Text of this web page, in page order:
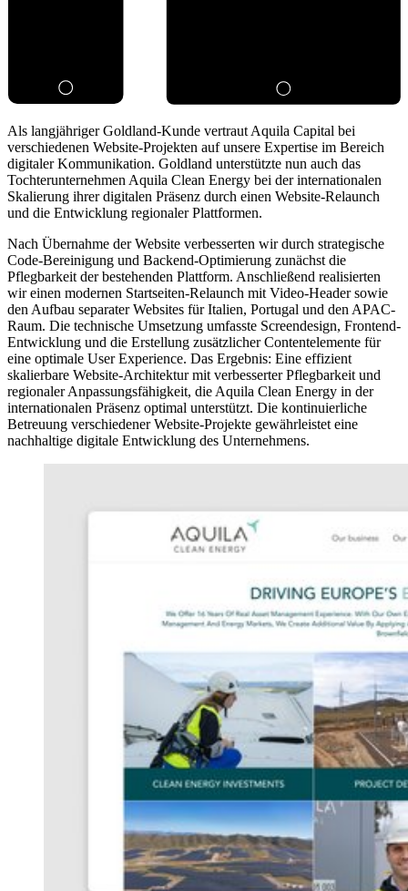
Als langjähriger Goldland-Kunde vertraut Aquila Capital bei
verschiedenen Website-Projekten auf unsere Expertise im Bereich
digitaler Kommunikation. Goldland unterstützte nun auch das
Tochterunternehmen Aquila Clean Energy bei der internationalen
Skalierung ihrer digitalen Präsenz durch einen Website-Relaunch
und die Entwicklung regionaler Plattformen.
Nach Übernahme der Website verbesserten wir durch strategische
Code-Bereinigung und Backend-Optimierung zunächst die
Pflegbarkeit der bestehenden Plattform. Anschließend realisierten
wir einen modernen Startseiten-Relaunch mit Video-Header sowie
den Aufbau separater Websites für Italien, Portugal und den APAC-
Raum. Die technische Umsetzung umfasste Screendesign, Frontend-
Entwicklung und die Erstellung zusätzlicher Contentelemente für
eine optimale User Experience. Das Ergebnis: Eine effizient
skalierbare Website-Architektur mit verbesserter Pflegbarkeit und
regionaler Anpassungsfähigkeit, die Aquila Clean Energy in der
internationalen Präsenz optimal unterstützt. Die kontinuierliche
Betreuung verschiedener Website-Projekte gewährleistet eine
nachhaltige digitale Entwicklung des Unternehmens.